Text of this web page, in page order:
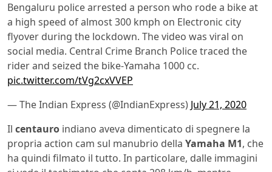
Bengaluru police arrested a person who rode a bike at
a high speed of almost 300 kmph on Electronic city
flyover during the lockdown. The video was viral on
social media. Central Crime Branch Police traced the
rider and seized the bike-Yamaha 1000 cc.
pic.twitter.com/tVg2cxVVEP
— The Indian Express (@IndianExpress) July 21, 2020
Il centauro indiano aveva dimenticato di spegnere la
propria action cam sul manubrio della Yamaha M1, che
ha quindi filmato il tutto. In particolare, dalle immagini